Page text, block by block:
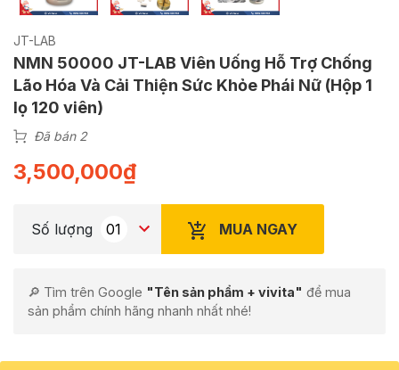
JT-LAB
NMN 50000 JT-LAB Viên Uống Hỗ Trợ Chống
Lão Hóa Và Cải Thiện Sức Khỏe Phái Nữ (Hộp 1
lọ 120 viên)
Đã bán 2
3,500,000₫
Số lượng MUA NGAY
🔎 Tìm trên Google "Tên sản phẩm + vivita" để mua
sản phẩm chính hãng nhanh nhất nhé!